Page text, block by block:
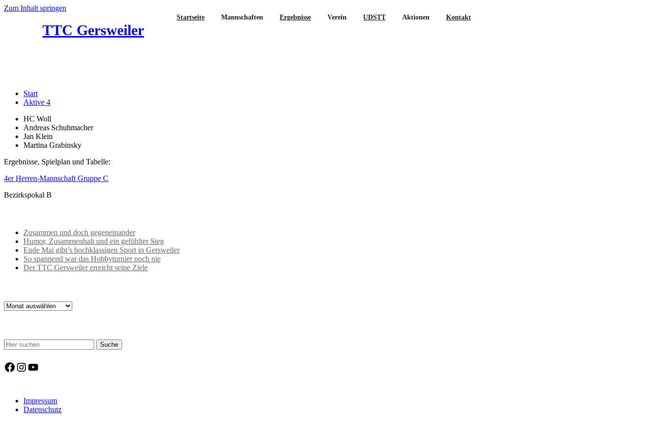
Zum Inhalt springen
TTC Gersweiler
Startseite Mannschaften Ergebnisse Verein UDSTT Aktionen Kontakt
Start
Aktive 4
HC Woll
Andreas Schuhmacher
Jan Klein
Martina Grabinsky
Ergebnisse, Spielplan und Tabelle:
4er Herren-Mannschaft Gruppe C
Bezirkspokal B
Zusammen und doch gegeneinander
Humor, Zusammenhalt und ein gefühlter Sieg
Ende Mai gibt’s hochklassigen Sport in Gersweiler
So spannend war das Hobbyturnier noch nie
Der TTC Gersweiler erreicht seine Ziele
Archiv
Facebook
Instagram
YouTube
Impressum
Datenschutz